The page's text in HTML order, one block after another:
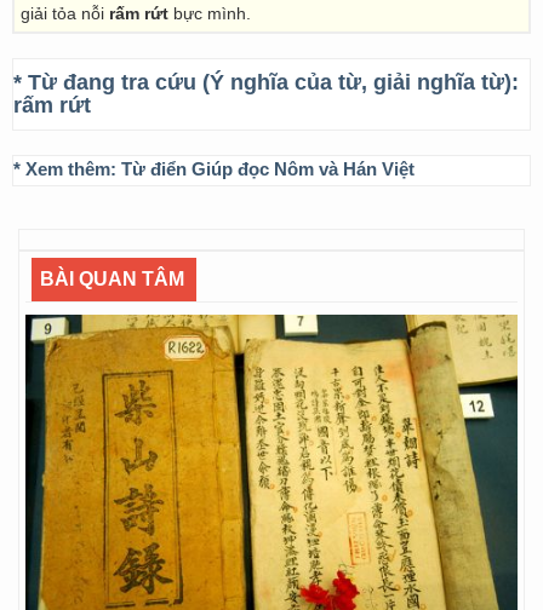
giải tỏa nỗi rấm rứt bực mình.
* Từ đang tra cứu (Ý nghĩa của từ, giải nghĩa từ):
rấm rứt
* Xem thêm: Từ điển Giúp đọc Nôm và Hán Việt
BÀI QUAN TÂM